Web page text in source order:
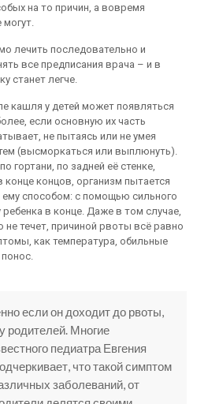
на то причин, а вовремя
лечить последовательно и
все предписания врача – и в
станет легче.
кашля у детей может появляться
если основную их часть
не пытаясь или не умея
(высморкаться или выплюнуть).
гортани, по задней её стенке,
конце концов, организм пытается
ему способом: с помощью сильного
в конце. Даже в том случае,
не течет, причиной рвоты всё равно
как температура, обильные
если он доходит до рвоты,
родителей. Многие
педиатра Евгения
что такой симптом
заболеваний, от